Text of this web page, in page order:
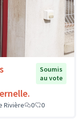
Soumis
au vote
Rivière 0 0